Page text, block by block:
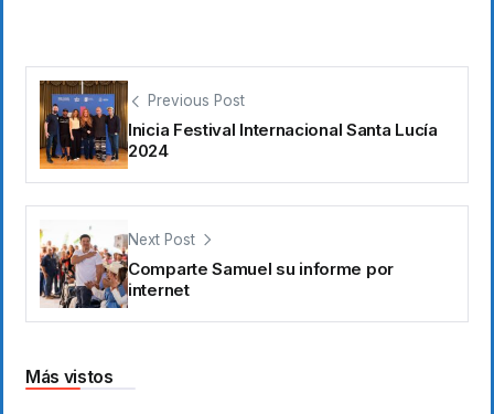
Previous Post
Inicia Festival Internacional Santa Lucía
2024
Next Post
Comparte Samuel su informe por
internet
Más vistos